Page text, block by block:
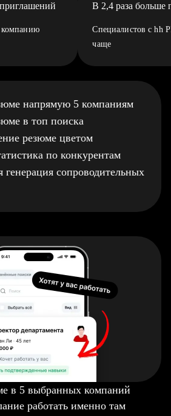
компанию
В 2,4 раза больше
Специалистов с hh
чаще
напрямую 5 компаниям
в топ поиска
резюме цветом
по конкурентам
генерация сопроводительных
в 5 выбранных компаний
работать именно там